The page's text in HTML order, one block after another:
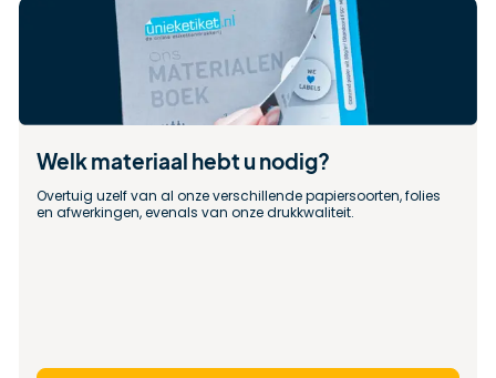
Welk materiaal hebt u nodig?
Overtuig uzelf van al onze verschillende papiersoorten, folies
en afwerkingen, evenals van onze drukkwaliteit.